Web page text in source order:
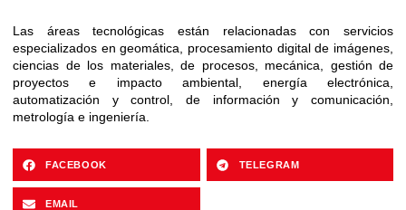
Las áreas tecnológicas están relacionadas con servicios
especializados en geomática, procesamiento digital de imágenes,
ciencias de los materiales, de procesos, mecánica, gestión de
proyectos e impacto ambiental, energía electrónica,
automatización y control, de información y comunicación,
metrología e ingeniería.
FACEBOOK TELEGRAM
EMAIL